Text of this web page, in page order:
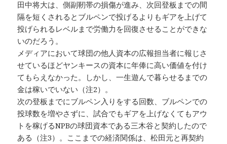
田中将大は、側副靭帯の損傷が進み、次回登板までの間
隔を短くされるとブルペンで投げるよりもギアを上げて
投げられるレベルまで労働力を回復させることができな
いのだろう。
メディアにおいて球団の他人資本の広報担当者に報じさ
せているほどヤンキースの資本に年俸に高い価値を付け
てもらえなかった。しかし、一生遊んで暮らせるまでの
金は稼いでいない（注2）。
次の登板までにブルペン入りをする回数、ブルペンでの
投球数を増やさずに、試合でもギアを上げなくてもアウ
トを稼げるNPBの球団資本である三木谷と契約したので
ある（注3）。ここまでの経済関係は、松田元と再契約